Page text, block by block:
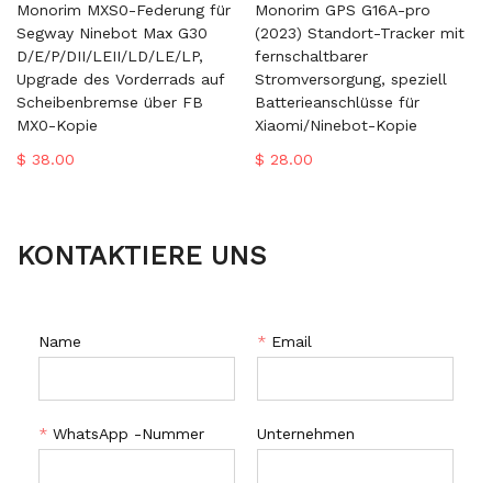
Monorim MXS0-Federung für
Segway Ninebot Max G30
D/E/P/DII/LEII/LD/LE/LP,
Upgrade des Vorderrads auf
Scheibenbremse über FB
MX0-Kopie
$ 38.00
Monorim GPS G16A-pro
(2023) Standort-Tracker mit
fernschaltbarer
Stromversorgung, speziell
Batterieanschlüsse für
Xiaomi/Ninebot-Kopie
$ 28.00
KONTAKTIERE UNS
Name * Email
* WhatsApp -Nummer Unternehmen